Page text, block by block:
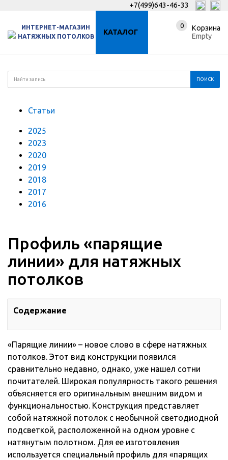
+7(499)643-46-33
ИНТЕРНЕТ-МАГАЗИН
НАТЯЖНЫХ ПОТОЛКОВ
КАТАЛОГ
0
Корзина
Empty
Статьи
2025
2023
2020
2019
2018
2017
2016
Профиль «парящие
линии» для натяжных
потолков
Содержание
«Парящие линии» – новое слово в сфере натяжных
потолков. Этот вид конструкции появился
сравнительно недавно, однако, уже нашел сотни
почитателей. Широкая популярность такого решения
объясняется его оригинальным внешним видом и
функциональностью. Конструкция представляет
собой натяжной потолок с необычной светодиодной
подсветкой, расположенной на одном уровне с
натянутым полотном. Для ее изготовления
используется специальный профиль для «парящих